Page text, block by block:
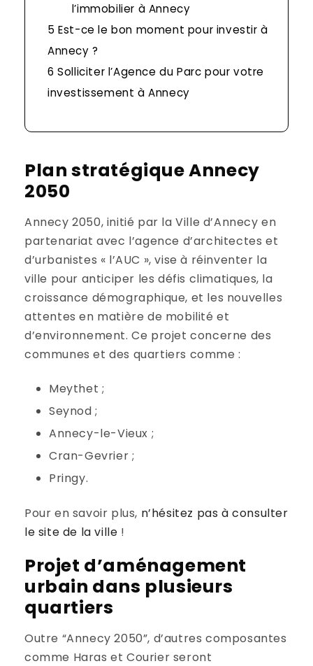
l’immobilier à Annecy
5 Est-ce le bon moment pour investir à
Annecy ?
6 Solliciter l’Agence du Parc pour votre
investissement à Annecy
Plan stratégique Annecy
2050
Annecy 2050, initié par la Ville d’Annecy en
partenariat avec l’agence d’architectes et
d’urbanistes « l’AUC », vise à réinventer la
ville pour anticiper les défis climatiques, la
croissance démographique, et les nouvelles
attentes en matière de mobilité et
d’environnement. Ce projet concerne des
communes et des quartiers comme :
Meythet ;
Seynod ;
Annecy-le-Vieux ;
Cran-Gevrier ;
Pringy.
Pour en savoir plus, n’hésitez pas à consulter
le site de la ville !
Projet d’aménagement
urbain dans plusieurs
quartiers
Outre “Annecy 2050”, d’autres composantes
comme Haras et Courier seront